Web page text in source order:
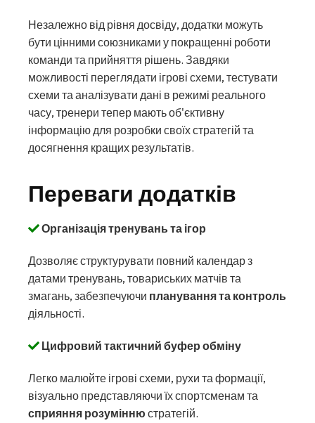
Незалежно від рівня досвіду, додатки можуть
бути цінними союзниками у покращенні роботи
команди та прийняття рішень. Завдяки
можливості переглядати ігрові схеми, тестувати
схеми та аналізувати дані в режимі реального
часу, тренери тепер мають об'єктивну
інформацію для розробки своїх стратегій та
досягнення кращих результатів.
Переваги додатків
Організація тренувань та ігор
Дозволяє структурувати повний календар з
датами тренувань, товариських матчів та
змагань, забезпечуючи планування та контроль
діяльності.
Цифровий тактичний буфер обміну
Легко малюйте ігрові схеми, рухи та формації,
візуально представляючи їх спортсменам та
сприяння розумінню стратегій.